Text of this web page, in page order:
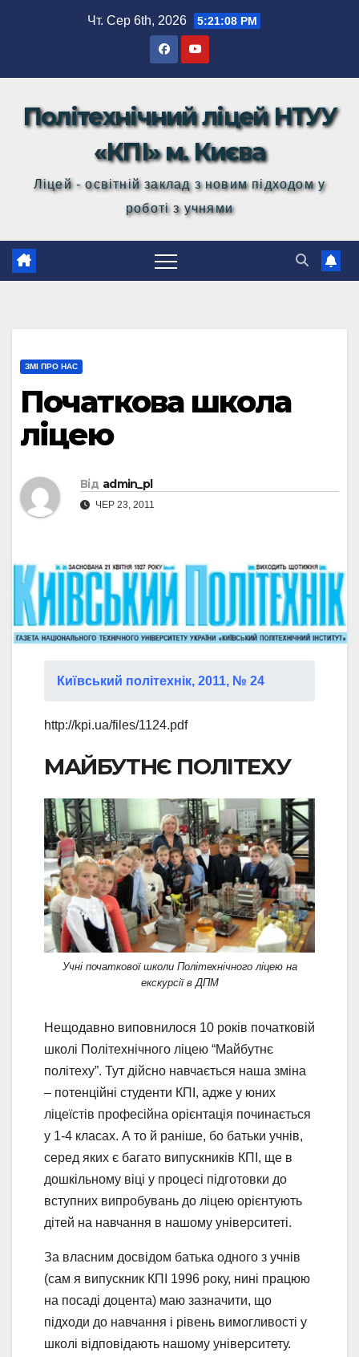
Чт. Сер 6th, 2026 5:21:09 PM
Політехнічний ліцей НТУУ
«КПІ» м. Києва
Ліцей - освітній заклад з новим підходом у
роботі з учнями
ЗМІ ПРО НАС
Початкова школа
ліцею
Від admin_pl
ЧЕР 23, 2011
Київський політехнік, 2011, № 24
http://kpi.ua/files/1124.pdf
МАЙБУТНЄ ПОЛІТЕХУ
Учні початкової школи Політехнічного ліцею на
екскурсії в ДПМ
Нещодавно виповнилося 10 років початковій
школі Політехнічного ліцею “Майбутнє
політеху”. Тут дійсно навчається наша зміна
– потенційні студенти КПІ, адже у юних
ліцеїстів професійна орієнтація починається
у 1-4 класах. А то й раніше, бо батьки учнів,
серед яких є багато випускників КПІ, ще в
дошкільному віці у процесі підготовки до
вступних випробувань до ліцею орієнтують
дітей на навчання в нашому університеті.
За власним досвідом батька одного з учнів
(сам я випускник КПІ 1996 року, нині працюю
на посаді доцента) маю зазначити, що
підходи до навчання і рівень вимогливості у
школі відповідають нашому університету.